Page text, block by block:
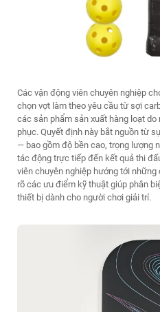
Các vận động viên chuyên nghiệp
chọn vợt làm theo yêu cầu từ sợi
các sản phẩm sản xuất hàng loạt
phục. Quyết định này bắt nguồn từ
— bao gồm độ bền cao, trọng lượng
tác động trực tiếp đến kết quả thi
viên chuyên nghiệp hướng tới
rõ các ưu điểm kỹ thuật giúp phân
thiết bị dành cho người chơi giải trí.